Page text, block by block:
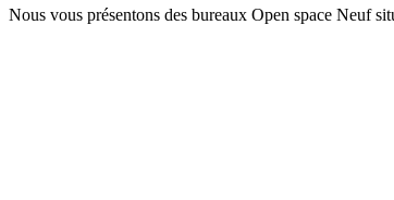
Nous vous présentons des bureaux Open space Neuf